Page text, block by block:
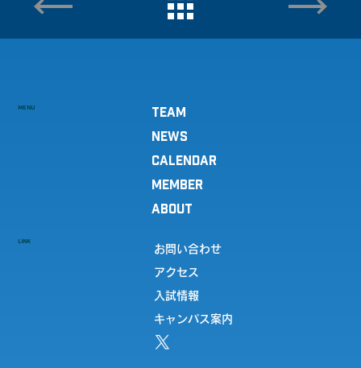
MENU
TEAM
NEWS
CALENDAR
MEMBER
ABOUT
LINK
お問い合わせ
アクセス
入試情報
キャンパス案内